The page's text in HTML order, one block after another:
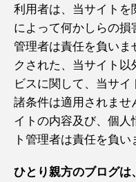
利用者は、当サイト
によって何かしらの損
管理者は責任を負いま
クされた、当サイト
ビスに関して、当サ
諸条件は適用されませ
イトの内容及び、個人
ト管理者は責任を負い
ひとり親方のブログ